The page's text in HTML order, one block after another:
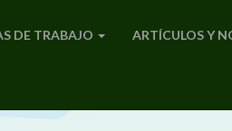
DE TRABAJO ARTÍCULOS Y